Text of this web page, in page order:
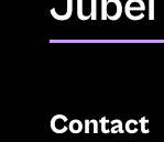
Contact